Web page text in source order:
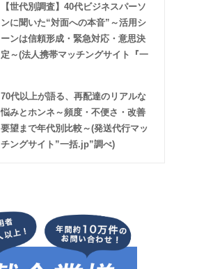
【世代別調査】40代ビジネスパーソ
ンに聞いた“対面への本音”～活用シ
ーンは信頼形成・緊急対応・意思決
定～(法人携帯マッチングサイト『一
70代以上が語る、再配達のリアルな
悩みとホンネ～頻度・不便さ・改善
要望まで年代別比較～(発送代行マッ
チングサイト”一括.jp”調べ)